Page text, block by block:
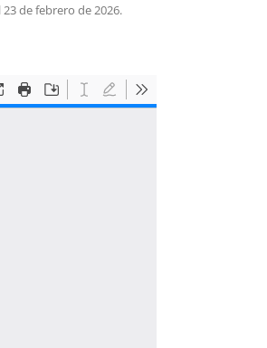
de febrero de 2026.